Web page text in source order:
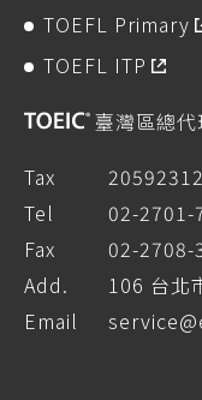
TOEFL Primary
TOEFL ITP
臺灣區總
Tax
20592312
Tel
02-2701-
Fax
02-2708-
Add.
106 台北
Email